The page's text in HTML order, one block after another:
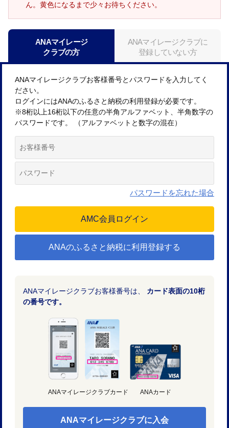
ん。黄色になるまで少々お待ちください。
ANAマイレージ
クラブの方
ANAマイレージクラブに
登録していない方
ANAマイレージクラブお客様番号とパスワードを入力してく
ださい。
ログインにはANAのふるさと納税の利用登録が必要です。
※8桁以上16桁以下の任意の半角アルファベット、半角数字の
パスワードです。 （アルファベットと数字の混在）
パスワードを忘れた場合
ANAのふるさと納税に利用登録する
ANAマイレージクラブお客様番号は、 カード表面の10桁
の番号です。
ANAマイレージクラブカード ANAカード
ANAマイレージクラブに入会